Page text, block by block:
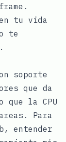
tu vida
te
soporte
que da
que la CPU
Para
entender